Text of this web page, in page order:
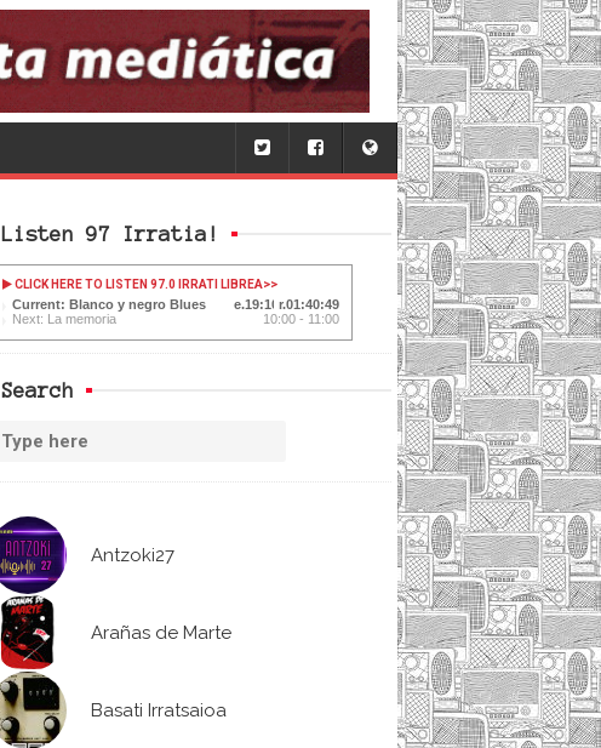
Listen 97 Irratia!
CLICK HERE TO LISTEN 97.0 IRRATI LIBREA>>
Current: Blanco y negro Blues 19:11 01:40:48
Next: La memoria
10:00 - 11:00
Search
Antzoki27
Arañas de Marte
Basati Irratsaioa